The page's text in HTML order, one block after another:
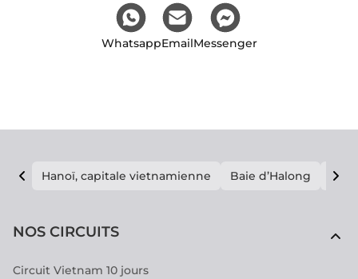
WhatsappEmailMessenger
Hanoï, capitale vietnamienne Baie d’Halong E
NOS CIRCUITS
Circuit Vietnam 10 jours